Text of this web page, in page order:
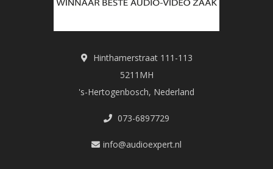
Hinthamerstraat 111-113
5211MH
's-Hertogenbosch, Nederland
073-6897729
info@audioexpert.nl